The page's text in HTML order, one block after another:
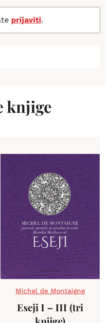
prijaviti.
knjige
Michel de Montaigne
Eseji I – III (tri